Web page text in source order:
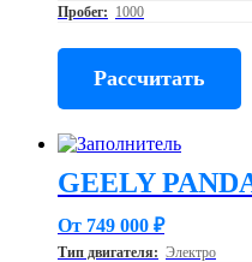
Пробег: 1000
Рассчитать
GEELY
От 749 000 ₽
Тип двигателя: Электро